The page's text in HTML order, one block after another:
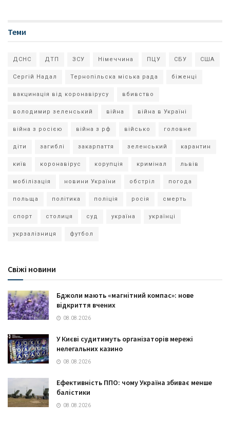
Теми
ДСНС ДТП ЗСУ Німеччина ПЦУ СБУ США
Сергій Надал Тернопільска міська рада біженці
вакцинація від коронавірусу вбивство
володимир зеленський війна війна в Україні
війна з росією війна з рф військо головне
діти загиблі закарпаття зеленський карантин
київ коронавірус корупція кримінал львів
мобілізація новини України обстріл погода
польща політика поліція росія смерть
спорт столиця суд україна українці
укрзалізниця футбол
Свіжі новини
Бджоли мають «магнітний компас»: нове
відкриття вчених
08.08.2026
У Києві судитимуть організаторів мережі
нелегальних казино
08.08.2026
Ефективність ППО: чому Україна збиває менше
балістики
08.08.2026